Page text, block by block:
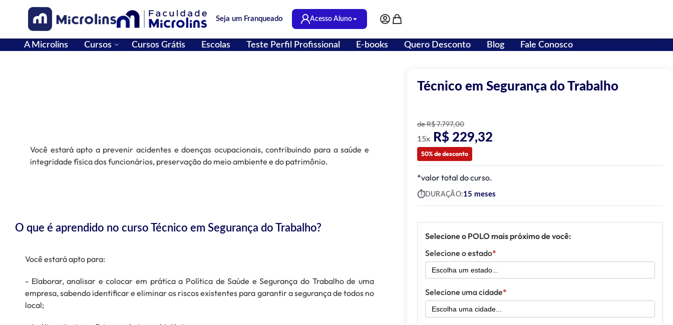
Pular para o conteúdo
Seja um Franqueado Acesso Aluno
Minha Conta
Meu Carrinho
A Microlins Cursos Cursos Grátis Escolas Teste Perfil Profissional E-books Quero Desconto Blog Fale Conosco
Você estará apto a prevenir acidentes e doenças ocupacionais, contribuindo para a saúde e
integridade física dos funcionários, preservação do meio ambiente e do patrimônio.
O que é aprendido no curso Técnico em Segurança do Trabalho?
Você estará apto para:
- Elaborar, analisar e colocar em prática a Política de Saúde e Segurança do Trabalho de uma
empresa, sabendo identificar e eliminar os riscos existentes para garantir a segurança de todos no
local;
Técnico em Segurança do Trabalho
de R$ 7.797,00
15x R$ 229,32
50% de desconto
*valor total do curso.
DURAÇÃO:15 meses
Selecione o POLO mais próximo de você:
Selecione o estado
Selecione uma cidade